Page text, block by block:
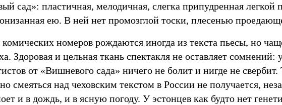
сад»: пластичная, мелодичная, слегка припудренная легкой
ею. В ней нет промозглой тоски, плесенью
номеров рождаются иногда из текста пьесы, но
Здоровая и цельная ткань спектакля не оставляет сомнений:
от «Вишневого сада» ничего не болит и нигде не свербит.
смеяться над чеховским текстом в России не получается,
и в дождь, и в ясную погоду. У эстонцев как будто нет